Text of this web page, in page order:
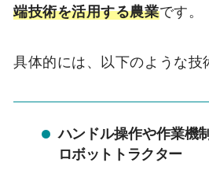
端技術を活用する農業です。
具体的には、以下のような技
ハンドル操作や作業機
ロボットトラクター